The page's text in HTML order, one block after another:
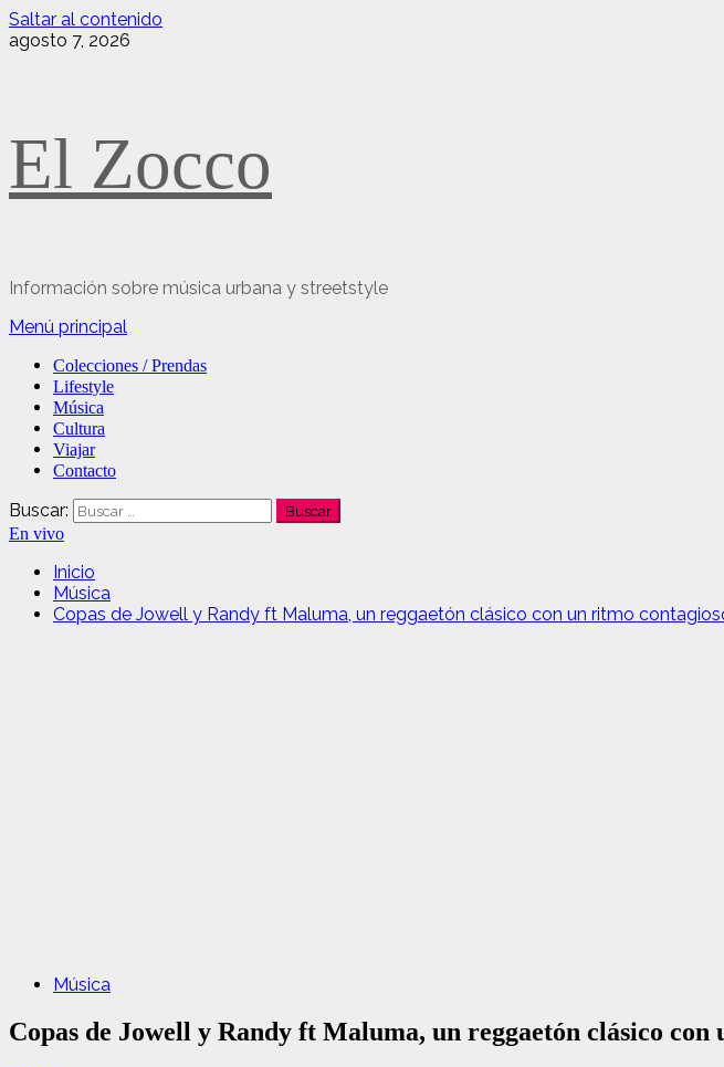
Saltar al contenido
agosto 7, 2026
El Zocco
Información sobre música urbana y streetstyle
Menú principal
Colecciones / Prendas
Lifestyle
Música
Cultura
Viajar
Contacto
Buscar:
En vivo
Inicio
Música
Copas de Jowell y Randy ft Maluma, un reggaetón clásico con un ritmo
Música
Copas de Jowell y Randy ft Maluma, un reggaetón clásico con